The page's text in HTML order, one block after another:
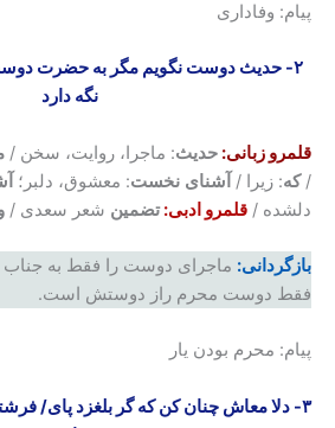
پیام: وفاداری
۲- حدیث دوست نگویم مگر به حضرت دوست
نگه دارد
قلمرو زبانی: حدیث: ماجرا، روایت، سخن /
/که: زیرا / آشنای نخست: معشوق، دلبر؛
دلشده / قلمرو ادبی:تضمین شعر سعدی /
بازگردانی: ماجرای دوست را فقط به
فقط دوست محرم راز دوستش است.
پیام: محرم بودن یار
۳- دلا معاش چنان کن که گر بلغزد پای /